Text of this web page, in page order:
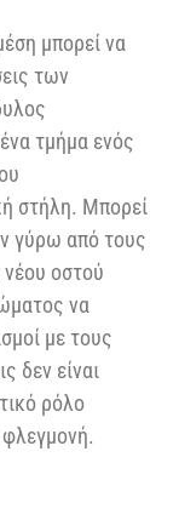
μπορεί να
των
τμήμα ενός
στήλη. Μπορεί
γύρω από τους
οστού
να
με τους
δεν είναι
ρόλο
φλεγμονή.